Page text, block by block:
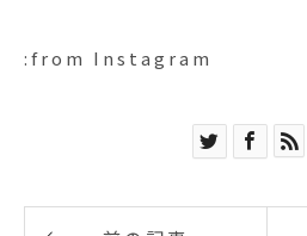
:from Instagram